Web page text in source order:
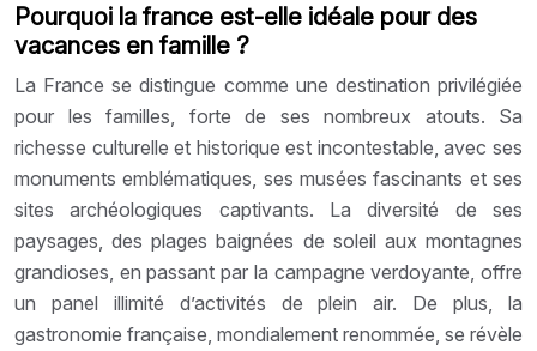
Pourquoi la france est-elle idéale pour des
vacances en famille ?
La France se distingue comme une destination privilégiée
pour les familles, forte de ses nombreux atouts. Sa
richesse culturelle et historique est incontestable, avec ses
monuments emblématiques, ses musées fascinants et ses
sites archéologiques captivants. La diversité de ses
paysages, des plages baignées de soleil aux montagnes
grandioses, en passant par la campagne verdoyante, offre
un panel illimité d’activités de plein air. De plus, la
gastronomie française, mondialement renommée, se révèle